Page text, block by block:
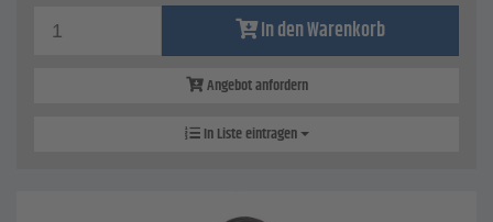
In den Warenkorb
Angebot anfordern
In Liste eintragen